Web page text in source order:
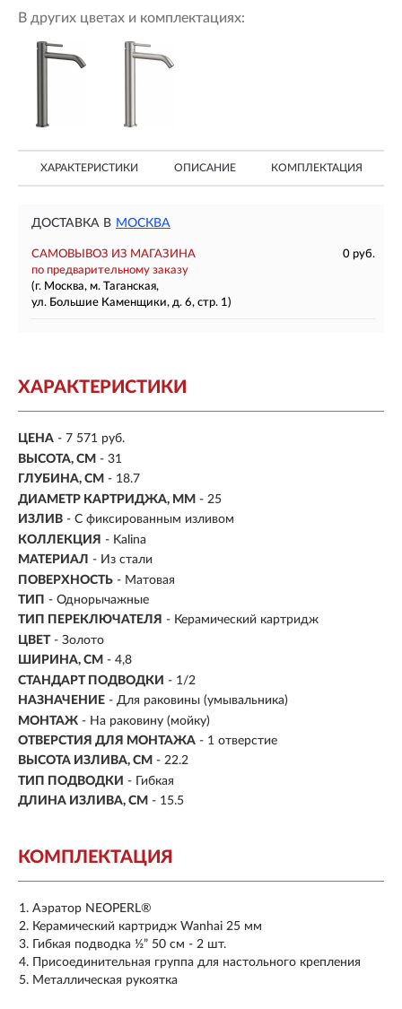
В других цветах и комплектациях:
ХАРАКТЕРИСТИКИ ОПИСАНИЕ КОМПЛЕКТАЦИЯ
ДОСТАВКА В МОСКВА
САМОВЫВОЗ ИЗ МАГАЗИНА
0 руб.
по предварительному заказу
(г. Москва, м. Таганская,
ул. Большие Каменщики, д. 6, стр. 1)
ХАРАКТЕРИСТИКИ
ЦЕНА - 7 571 руб.
ВЫСОТА, СМ - 31
ГЛУБИНА, СМ - 18.7
ДИАМЕТР КАРТРИДЖА, ММ - 25
ИЗЛИВ - С фиксированным изливом
КОЛЛЕКЦИЯ - Kalina
МАТЕРИАЛ - Из стали
ПОВЕРХНОСТЬ - Матовая
ТИП - Однорычажные
ТИП ПЕРЕКЛЮЧАТЕЛЯ - Керамический картридж
ЦВЕТ - Золото
ШИРИНА, СМ - 4,8
СТАНДАРТ ПОДВОДКИ - 1/2
НАЗНАЧЕНИЕ - Для раковины (умывальника)
МОНТАЖ - На раковину (мойку)
ОТВЕРСТИЯ ДЛЯ МОНТАЖА - 1 отверстие
ВЫСОТА ИЗЛИВА, СМ - 22.2
ТИП ПОДВОДКИ - Гибкая
ДЛИНА ИЗЛИВА, СМ - 15.5
КОМПЛЕКТАЦИЯ
Аэратор NEOPERL®
Керамический картридж Wanhai 25 мм
Гибкая подводка ½” 50 см - 2 шт.
Присоединительная группа для настольного крепления
Металлическая рукоятка